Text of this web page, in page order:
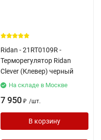
Ridan - 21RT0109R -
Терморегулятор Ridan
Сlever (Клевер) черный
На складе в Москве
7 950 ₽ /шт.
В корзину